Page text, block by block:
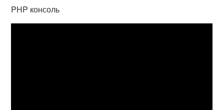
PHP консоль